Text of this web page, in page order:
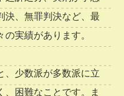
決、無罪判決など、最
実績があります。
、少数派が多数派に立
、困難なことです。ま